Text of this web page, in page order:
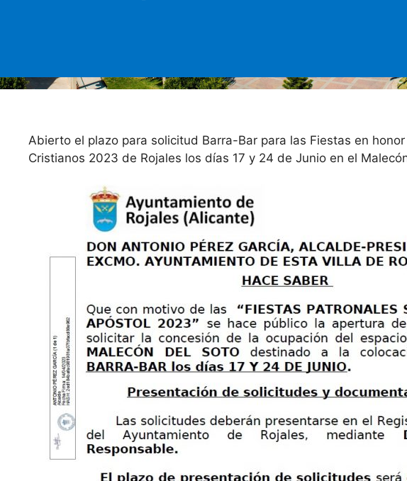
Abierto el plazo para solicitud Barra-Bar para las Fiestas en
Cristianos 2023 de Rojales los días 17 y 24 de Junio en el